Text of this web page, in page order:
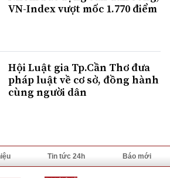
VN-Index vượt mốc 1.770 điểm
Hội Luật gia Tp.Cần Thơ đưa
pháp luật về cơ sở, đồng hành
cùng người dân
Tin tức 24h Báo mới